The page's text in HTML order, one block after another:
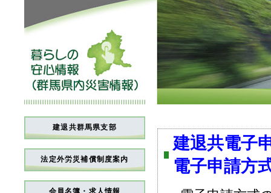
建退共群馬県支部
法定外労災補償制度案内
会員名簿・求人情報
建退共電子
電子申請方